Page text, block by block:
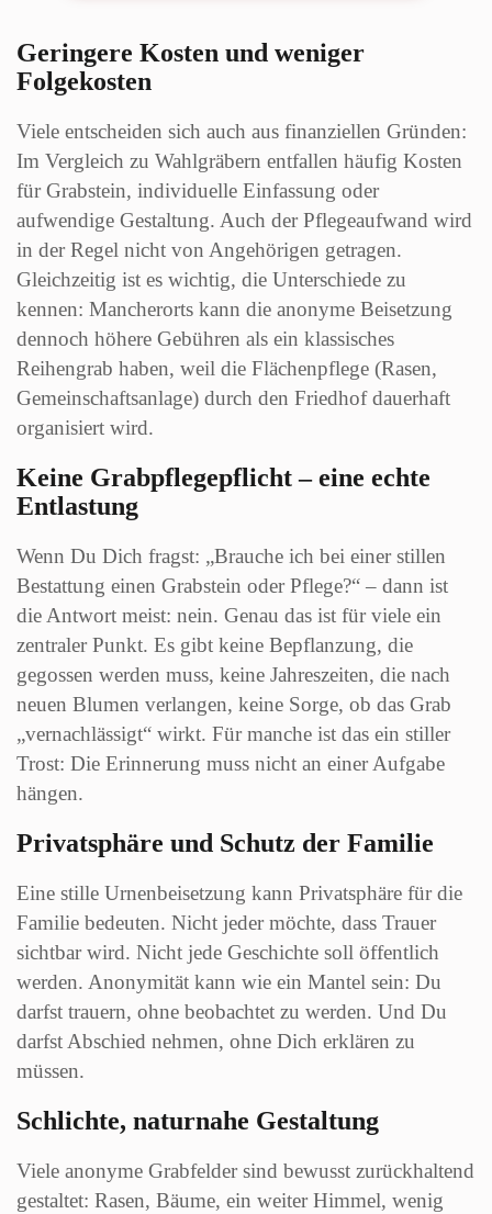
Geringere Kosten und weniger
Folgekosten
Viele entscheiden sich auch aus finanziellen Gründen:
Im Vergleich zu Wahlgräbern entfallen häufig Kosten
für Grabstein, individuelle Einfassung oder
aufwendige Gestaltung. Auch der Pflegeaufwand wird
in der Regel nicht von Angehörigen getragen.
Gleichzeitig ist es wichtig, die Unterschiede zu
kennen: Mancherorts kann die anonyme Beisetzung
dennoch höhere Gebühren als ein klassisches
Reihengrab haben, weil die Flächenpflege (Rasen,
Gemeinschaftsanlage) durch den Friedhof dauerhaft
organisiert wird.
Keine Grabpflegepflicht – eine echte
Entlastung
Wenn Du Dich fragst: „Brauche ich bei einer stillen
Bestattung einen Grabstein oder Pflege?“ – dann ist
die Antwort meist: nein. Genau das ist für viele ein
zentraler Punkt. Es gibt keine Bepflanzung, die
gegossen werden muss, keine Jahreszeiten, die nach
neuen Blumen verlangen, keine Sorge, ob das Grab
„vernachlässigt“ wirkt. Für manche ist das ein stiller
Trost: Die Erinnerung muss nicht an einer Aufgabe
hängen.
Privatsphäre und Schutz der Familie
Eine stille Urnenbeisetzung kann Privatsphäre für die
Familie bedeuten. Nicht jeder möchte, dass Trauer
sichtbar wird. Nicht jede Geschichte soll öffentlich
werden. Anonymität kann wie ein Mantel sein: Du
darfst trauern, ohne beobachtet zu werden. Und Du
darfst Abschied nehmen, ohne Dich erklären zu
müssen.
Schlichte, naturnahe Gestaltung
Viele anonyme Grabfelder sind bewusst zurückhaltend
gestaltet: Rasen, Bäume, ein weiter Himmel, wenig